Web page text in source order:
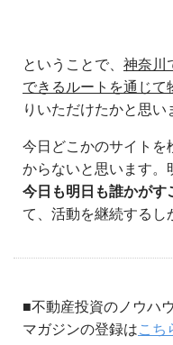
ということで、 神奈川
できるルートを通じて
りいただけたかと思い
今日どこかのサイトを
からないと思います。
今日も明日も誰かがす
て、活動を継続するし
■不動産投資のノウハ
マガジンの登録はこち